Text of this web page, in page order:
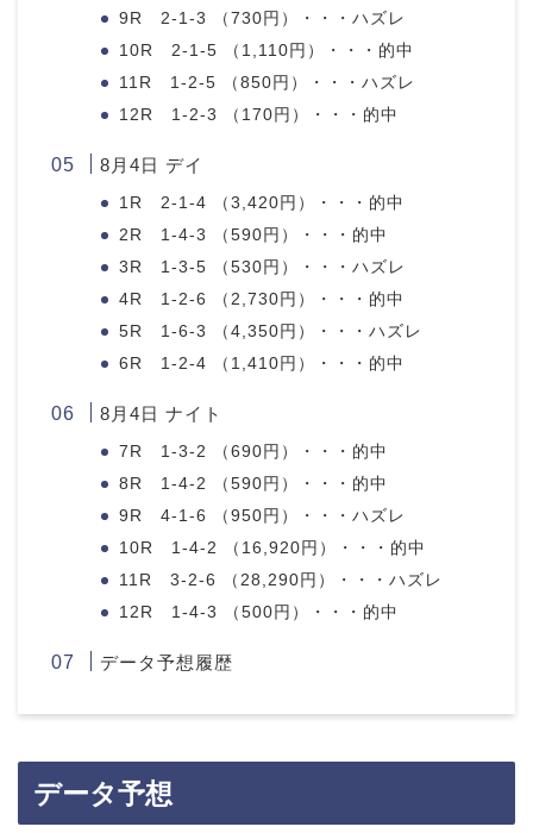
9R 2-1-3 （730円）・・・ハズレ
10R 2-1-5 （1,110円）・・・的中
11R 1-2-5 （850円）・・・ハズレ
12R 1-2-3 （170円）・・・的中
8月4日 デイ
1R 2-1-4 （3,420円）・・・的中
2R 1-4-3 （590円）・・・的中
3R 1-3-5 （530円）・・・ハズレ
4R 1-2-6 （2,730円）・・・的中
5R 1-6-3 （4,350円）・・・ハズレ
6R 1-2-4 （1,410円）・・・的中
8月4日 ナイト
7R 1-3-2 （690円）・・・的中
8R 1-4-2 （590円）・・・的中
9R 4-1-6 （950円）・・・ハズレ
10R 1-4-2 （16,920円）・・・的中
11R 3-2-6 （28,290円）・・・ハズレ
12R 1-4-3 （500円）・・・的中
データ予想履歴
データ予想